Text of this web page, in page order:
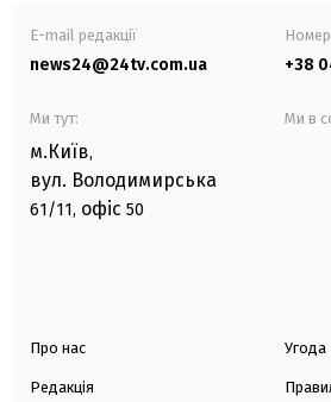
E-mail редакції
news24@24tv.com.ua +38
Ми тут:
м.Київ,
вул. Володимирська
61/11, офіс 50
Ми в
Про нас
Редакція
Угода